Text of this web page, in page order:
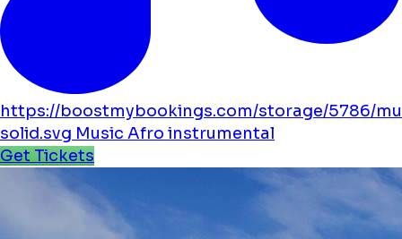
https://boostmybookings.com/storage/5786/
solid.svg Music Afro instrumental
Get Tickets